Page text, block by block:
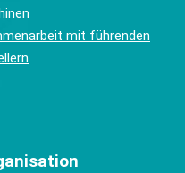
mit führenden